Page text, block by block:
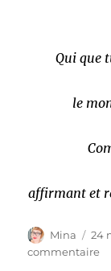
Qui que
le
affirmant et
Auteur
Mina
le
24
commentairesur